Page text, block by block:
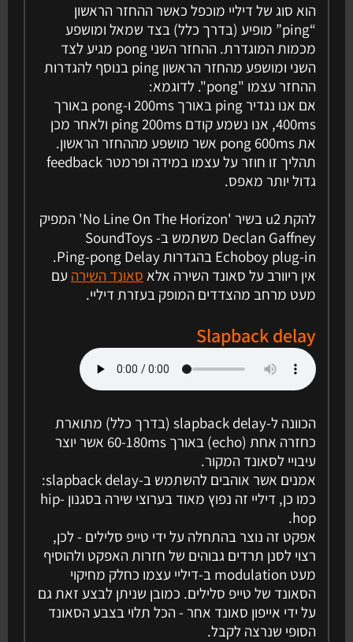
הוא סוג של דיליי מוכפל כאשר ההחזר הראשון
“ping” מופיע (בדרך כלל) בצד שמאל ומושפע
מכמות המוגדרת. ההחזר השני pong מגיע לצד
השני ומושפע מהחזר הראשון ping בנוסף להגדרות
ההחזר עצמו "pong". לדוגמא:
אם אנו נגדיר ping באורך 200ms ו-pong באורך
400ms, אנו נשמע קודם ping 200ms ולאחר מכן
את pong 600ms אשר מושפע מההחזר הראשון.
תהליך זו חוזר על עצמו במידה ופרמטר feedback
גדול יותר מאפס.
להקת u2 בשיר 'No Line On The Horizon' המפיק
Declan Gaffney משתמש ב- SoundToys
Echoboy plug-in בהגדרות Ping-pong Delay.
אין ריוורב על סאונד השירה אלא סאונד השירה עם
מעט מרחב מהצדדים המופק בעזרת דיליי.
Slapback delay
הכוונה ל-slapback delay (בדרך כלל) מתוארת
כחזרה אחת (echo) באורך 60-180ms אשר יוצר
עיבויי לסאונד המקור.
אמנים אשר אוהבים להשתמש ב-slapback delay:
כמו כן, דיליי זה נפוץ מאוד בערוצי שירה בסגנון hip-
hop.
אפקט זה נוצר בהתחלה על ידי טייפ סלילים - לכן,
רצוי לסנן תרדים גבוהים של חזרות האפקט ולהוסיף
מעט modulation ב-דיליי עצמו כחלק מחיקוי
הסאונד של טייפ סלילים. כמובן שניתן לבצע זאת גם
על ידי אייפון סאונד אחר - הכל תלוי בצבע הסאונד
הסופי שנרצה לקבל.